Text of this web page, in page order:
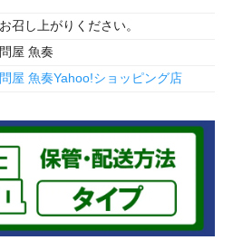
召し上がりください。
屋 魚奏
屋 魚奏Yahoo!ショッピング店